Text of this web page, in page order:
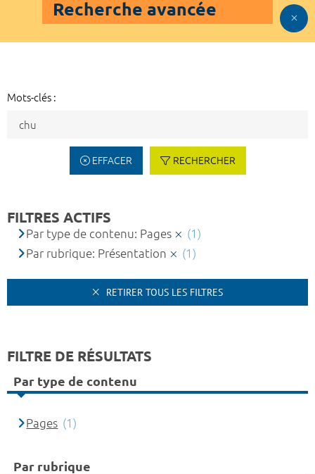
Recherche avancée
Mots-clés :
EFFACER RECHERCHER
FILTRES ACTIFS
Par type de contenu: Pages
(1)
Par rubrique: Présentation
(1)
RETIRER TOUS LES FILTRES
FILTRE DE RÉSULTATS
Par type de contenu
Pages (1)
Par rubrique